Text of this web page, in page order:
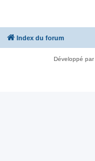
Index du forum
Développé par